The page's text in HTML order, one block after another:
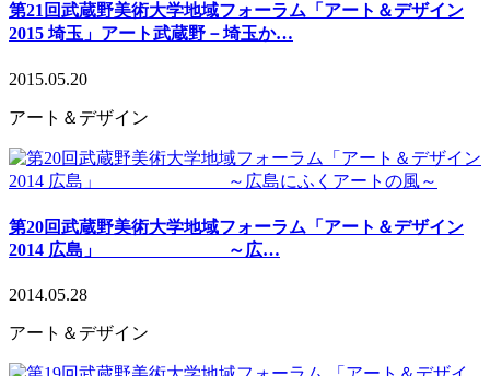
第21回武蔵野美術大学地域フォーラム「アート＆デザイン
2015 埼玉」アート武蔵野－埼玉か…
2015.05.20
アート＆デザイン
第20回武蔵野美術大学地域フォーラム「アート＆デザイン
2014 広島」 ～広…
2014.05.28
アート＆デザイン